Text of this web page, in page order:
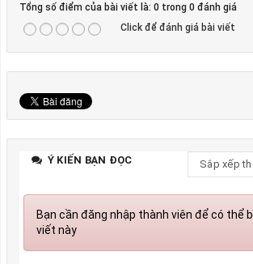
Tổng số điểm của bài viết là: 0 trong 0 đánh giá
Click để đánh giá bài viết
Ý KIẾN BẠN ĐỌC
Bạn cần đăng nhập thành viên để có thể
viết này